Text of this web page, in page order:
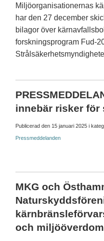
Miljöorganisationernas
har den 27 december
bilagor över
forskningsprogram Fud-
innebär risker för
Publicerad den 15 januari 2025 i
Pressmeddelanden
MKG och
och